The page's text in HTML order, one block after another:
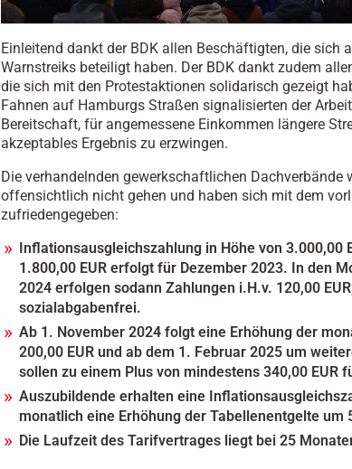
Einleitend dankt der BDK allen Beschäftigten, die sich
Warnstreiks beteiligt haben. Der BDK dankt zudem
die sich mit den Protestaktionen solidarisch gezeigt
Fahnen auf Hamburgs Straßen signalisierten der
Bereitschaft, für angemessene Einkommen längere
akzeptables Ergebnis zu erzwingen.
Die verhandelnden gewerkschaftlichen Dachverbände
offensichtlich nicht gehen und haben sich mit dem
zufriedengegeben:
Inflationsausgleichszahlung in Höhe von 3.000,00
1.800,00 EUR erfolgt für Dezember 2023. In den
2024 erfolgen sodann Zahlungen i.H.v. 120,00
sozialabgabenfrei.
Ab 1. November 2024 folgt eine Erhöhung der
200,00 EUR und ab dem 1. Februar 2025 um
sollen zu einem Plus von mindestens 340,00 EUR
Auszubildende erhalten eine
monatlich eine Erhöhung der Tabellenentgelte um
Die Laufzeit des Tarifvertrages liegt bei 25